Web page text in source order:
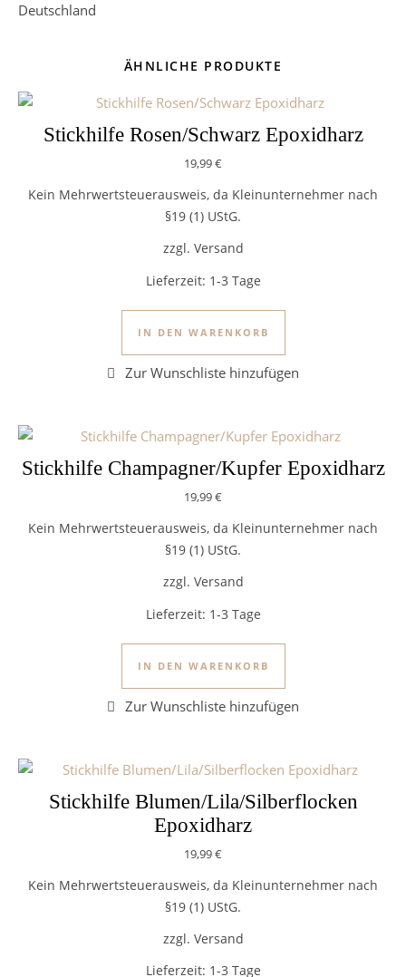
Deutschland
ÄHNLICHE PRODUKTE
Stickhilfe Rosen/Schwarz Epoxidharz
19,99€
Kein Mehrwertsteuerausweis, da Kleinunternehmer nach
§19 (1) UStG.
zzgl. Versand
Lieferzeit: 1-3 Tage
IN DEN WARENKORB
Stickhilfe Champagner/Kupfer Epoxidharz
19,99€
Kein Mehrwertsteuerausweis, da Kleinunternehmer nach
§19 (1) UStG.
zzgl. Versand
Lieferzeit: 1-3 Tage
IN DEN WARENKORB
Stickhilfe Blumen/Lila/Silberflocken
Epoxidharz
19,99€
Kein Mehrwertsteuerausweis, da Kleinunternehmer nach
§19 (1) UStG.
zzgl. Versand
Lieferzeit: 1-3 Tage